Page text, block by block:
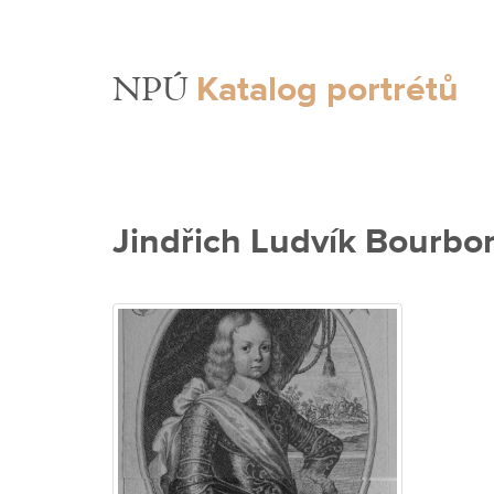
NPÚ Katalog portrétů
Jindřich Ludvík